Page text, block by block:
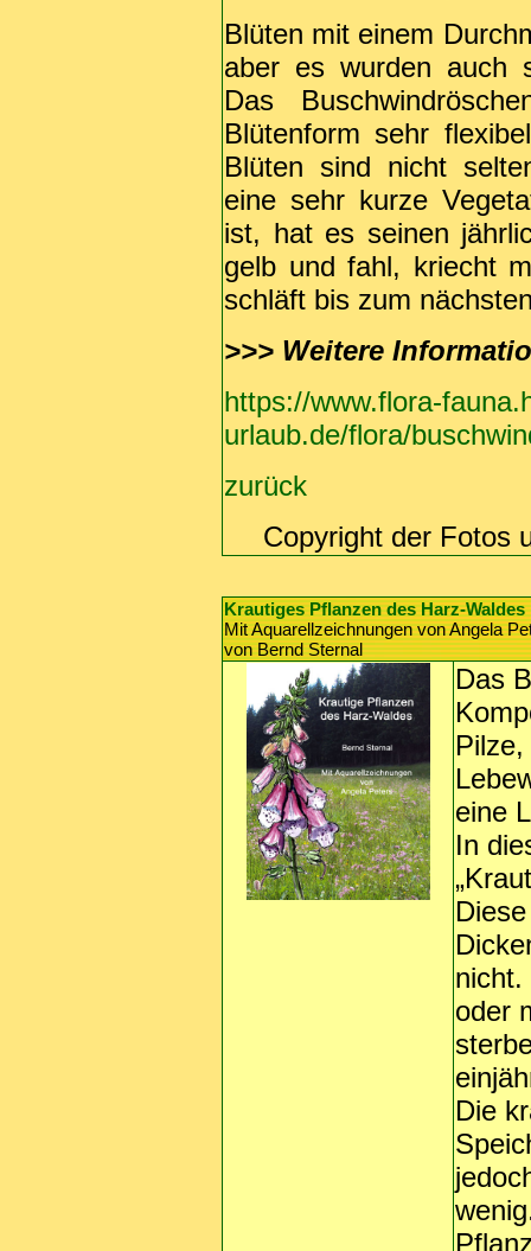
Blüten mit einem
aber es wurden auch
Das
Blütenform sehr
Blüten sind nicht
eine sehr kurze
ist, hat es seinen
gelb und fahl, kriecht
schläft bis zum
>>> Weitere
https://www.flora-
urlaub.de/flora/
zurück
Copyright der Fotos
Krautiges Pflanzen des Harz-Waldes
Mit Aquarellzeichnungen von Angela
von Bernd Sternal
Das
eine
In
nicht.
oder
Die